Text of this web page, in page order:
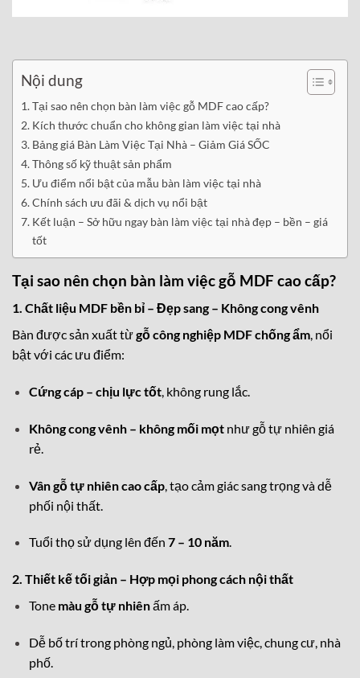
Nội dung
Tại sao nên chọn bàn làm việc gỗ MDF cao cấp?
Kích thước chuẩn cho không gian làm việc tại nhà
Bảng giá Bàn Làm Việc Tại Nhà – Giảm Giá SỐC
Thông số kỹ thuật sản phẩm
Ưu điểm nổi bật của mẫu bàn làm việc tại nhà
Chính sách ưu đãi & dịch vụ nổi bật
Kết luận – Sở hữu ngay bàn làm việc tại nhà đẹp – bền – giá
tốt
Tại sao nên chọn bàn làm việc gỗ MDF cao cấp?
1. Chất liệu MDF bền bỉ – Đẹp sang – Không cong vênh
Bàn được sản xuất từgỗ công nghiệp MDF chống ẩm, nổi
bật với các ưu điểm:
Cứng cáp – chịu lực tốt, không rung lắc.
Không cong vênh – không mối mọtnhư gỗ tự nhiên giá
rẻ.
Vân gỗ tự nhiên cao cấp, tạo cảm giác sang trọng và dễ
phối nội thất.
Tuổi thọ sử dụng lên đến 7 – 10 năm.
2. Thiết kế tối giản – Hợp mọi phong cách nội thất
Tone màu gỗ tự nhiênấm áp.
Dễ bố trí trong phòng ngủ, phòng làm việc, chung cư, nhà
phố.